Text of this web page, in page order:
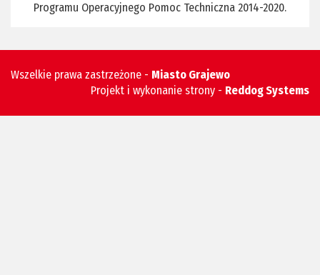
Programu Operacyjnego Pomoc Techniczna 2014-2020.
Wszelkie prawa zastrzeżone - Miasto Grajewo
Projekt i wykonanie strony - Reddog Systems